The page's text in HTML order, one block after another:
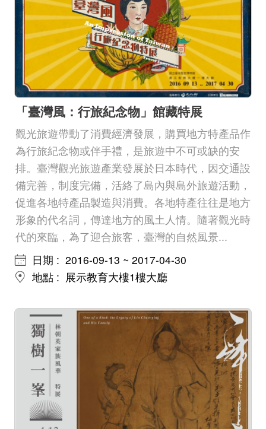
「臺灣風：行旅紀念物」館藏特展
觀光旅遊帶動了消費經濟發展，購買地方特產品作
為行旅紀念物或伴手禮，是旅遊中不可或缺的安
排。臺灣觀光旅遊產業發展於日本時代，因交通設
備完善，制度完備，活絡了島內與島外旅遊活動，
促進各地特產品製造與消費。各地特產往往是地方
形象的代名詞，傳達地方的風土人情。隨著觀光時
代的來臨，為了迎合旅客，臺灣的自然風景...
日期
2016-09-13 ~ 2017-04-30
地點
展示教育大樓1樓大廳